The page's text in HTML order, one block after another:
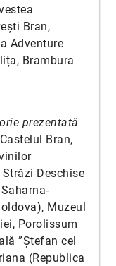
Bran,
Adventure
Brambura
prezentată
Bran,
Deschise
Muzeul
Porolissum
”Ștefan cel
(Republica